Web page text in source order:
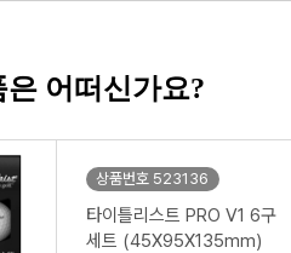
은 어떠신가요?
상품번호 523136
타이틀리스트 PRO V1 6구
세트 (45X95X135mm)